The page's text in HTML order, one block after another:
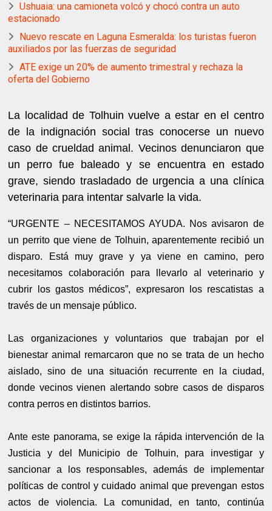
Ushuaia: una camioneta volcó y chocó contra un auto
estacionado
Nuevo rescate en Laguna Esmeralda: los turistas fueron
auxiliados por las fuerzas de seguridad
ATE exige un 20% de aumento trimestral y rechaza la
oferta del Gobierno
La localidad de Tolhuin vuelve a estar en el centro
de la indignación social tras conocerse un nuevo
caso de crueldad animal. Vecinos denunciaron que
un perro fue baleado y se encuentra en estado
grave, siendo trasladado de urgencia a una clínica
veterinaria para intentar salvarle la vida.
“URGENTE – NECESITAMOS AYUDA. Nos avisaron de
un perrito que viene de Tolhuin, aparentemente recibió un
disparo. Está muy grave y ya viene en camino, pero
necesitamos colaboración para llevarlo al veterinario y
cubrir los gastos médicos”, expresaron los rescatistas a
través de un mensaje público.
Las organizaciones y voluntarios que trabajan por el
bienestar animal remarcaron que no se trata de un hecho
aislado, sino de una situación recurrente en la ciudad,
donde vecinos vienen alertando sobre casos de disparos
contra perros en distintos barrios.
Ante este panorama, se exige la rápida intervención de la
Justicia y del Municipio de Tolhuin, para investigar y
sancionar a los responsables, además de implementar
políticas de control y cuidado animal que prevengan estos
actos de violencia. La comunidad, en tanto, continúa